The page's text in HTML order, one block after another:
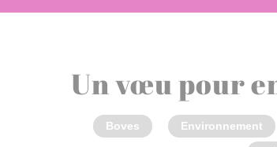
Un vœu pour
Boves Environnement